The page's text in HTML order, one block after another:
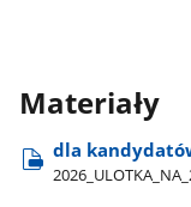
Materiały
dla